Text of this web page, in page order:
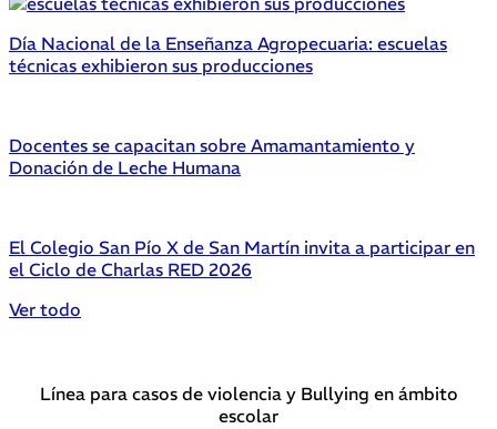
Día Nacional de la Enseñanza Agropecuaria: escuelas
técnicas exhibieron sus producciones
Docentes se capacitan sobre Amamantamiento y
Donación de Leche Humana
El Colegio San Pío X de San Martín invita a participar en
el Ciclo de Charlas RED 2026
Ver todo
Línea para casos de violencia y Bullying en ámbito
escolar